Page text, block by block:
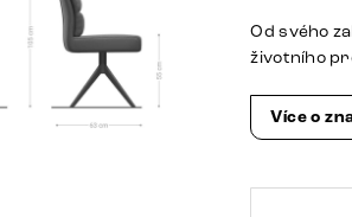
Od svého
životního
Více o